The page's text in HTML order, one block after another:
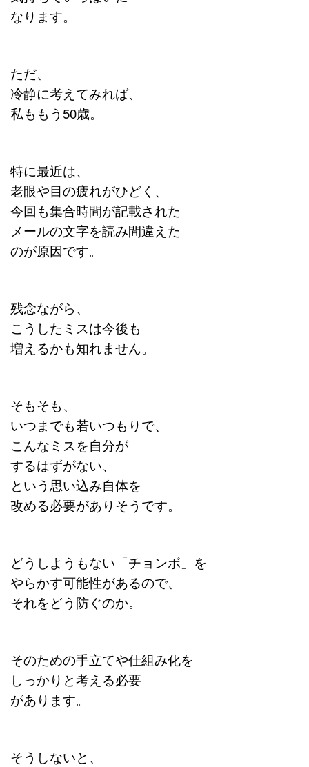
なります。
ただ、
冷静に考えてみれば、
私ももう50歳。
特に最近は、
老眼や目の疲れがひどく、
今回も集合時間が記載された
メールの文字を読み間違えた
のが原因です。
残念ながら、
こうしたミスは今後も
増えるかも知れません。
そもそも、
いつまでも若いつもりで、
こんなミスを自分が
するはずがない、
という思い込み自体を
改める必要がありそうです。
どうしようもない「チョンボ」を
やらかす可能性があるので、
それをどう防ぐのか。
そのための手立てや仕組み化を
しっかりと考える必要
があります。
そうしないと、